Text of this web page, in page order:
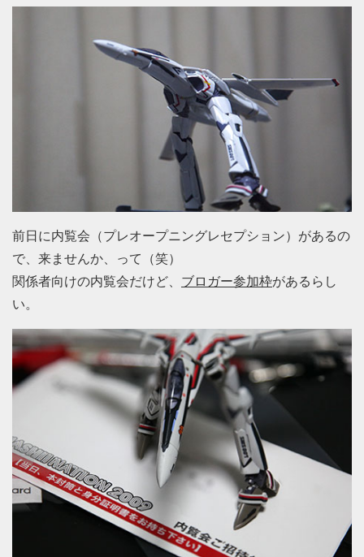
前日に内覧会（プレオープニングレセプション）があるの
で、来ませんか、って（笑）
関係者向けの内覧会だけど、 ブロガー参加枠があるらし
い。